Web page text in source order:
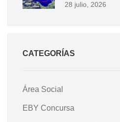
28 julio, 2026
CATEGORÍAS
Área Social
EBY Concursa